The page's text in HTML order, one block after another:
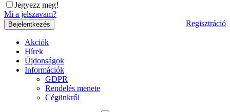
Jegyezz meg!
Mi a jelszavam?
Regisztráció
Akciók
Hírek
Újdonságok
Információk
GDPR
Rendelés menete
Cégünkről